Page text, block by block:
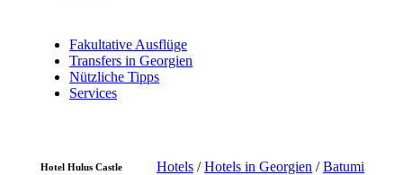
Fakultative Ausflüge
Transfers in Georgien
Nützliche Tipps
Services
Hotel Hulus Castle Hotels /Hotels in Georgien /Batumi